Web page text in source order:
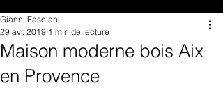
Maison moderne bois Aix
en Provence
Gianni Fasciani
29 avr. 2019 1 min de lecture